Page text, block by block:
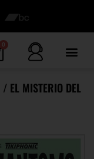
0
/ EL MISTERIO DEL